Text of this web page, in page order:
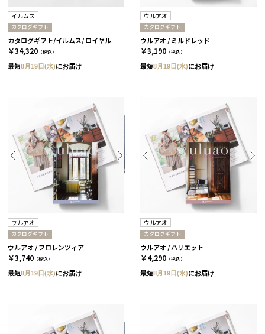
イルムス
カタログギフト
カタログギフト/イルムス/ ロイヤル
￥34,320 （税込）
最短8月19日(水)にお届け
ウルアオ
カタログギフト
ウルアオ / ミルドレッド
￥3,190 （税込）
最短8月19日(水)にお届け
ウルアオ
カタログギフト
ウルアオ / フロレンツィア
￥3,740 （税込）
最短8月19日(水)にお届け
ウルアオ
カタログギフト
ウルアオ / ハリエット
￥4,290 （税込）
最短8月19日(水)にお届け